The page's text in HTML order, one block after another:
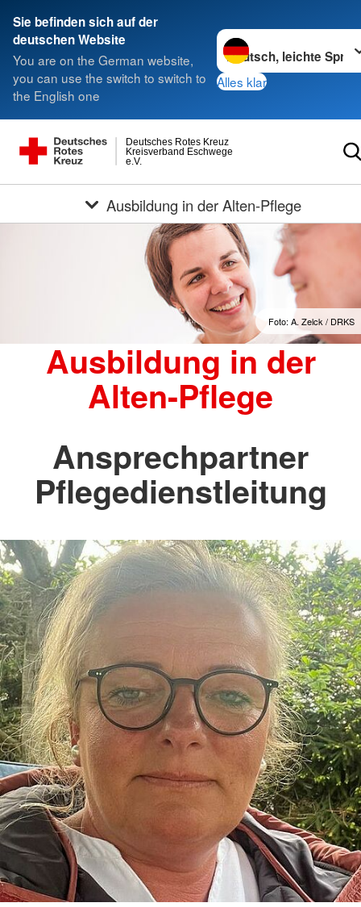
Sie befinden sich auf der
deutschen Website
You are on the German website,
you can use the switch to switch to
the English one
Sprache wechseln zu
Alles klar
e.V.
Kreisverband Eschwege
Deutsches Rotes Kreuz
Ausbildung in der Alten-Pflege
Foto: A. Zelck / DRKS
Ausbildung in der
Alten-Pflege
Ansprechpartner
Pflegedienstleitung